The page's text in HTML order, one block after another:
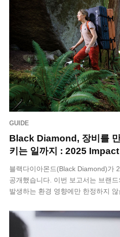
GUIDE
Black Diamond, 장비를
키는 일까지 : 2025
블랙다이아몬드(Black Diamond)가
공개했습니다. 이번 보고서는 브랜
발생하는 환경 영향에만 한정하지